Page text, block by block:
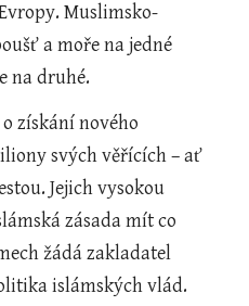
Muslimsko-
a moře na jedné
na druhé.
získání nového
svých věřících – ať
Jejich vysokou
zásada mít co
žádá zakladatel
islámských vlád.